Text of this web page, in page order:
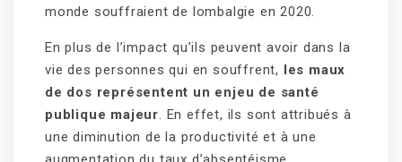
monde souffraient de lombalgie en 2020.
En plus de l’impact qu’ils peuvent avoir dans la
vie des personnes qui en souffrent, les maux
de dos représentent un enjeu de santé
publique majeur. En effet, ils sont attribués à
une diminution de la productivité et à une